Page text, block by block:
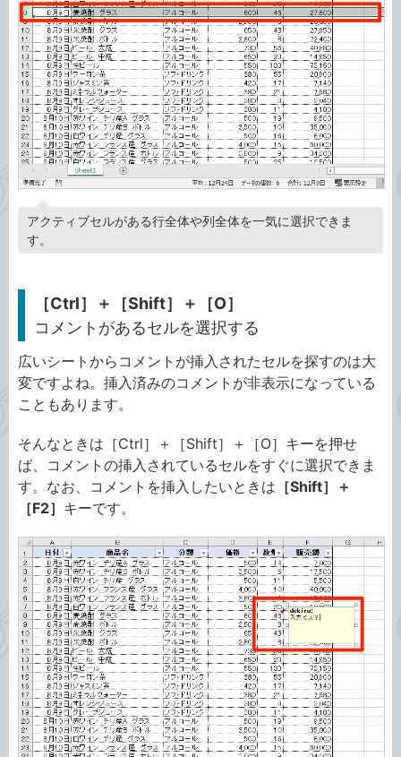
アクティブセルがある行全体や列全体を一気に選択できま
す。
［Ctrl］＋［Shift］＋［O］
コメントがあるセルを選択する
広いシートからコメントが挿入されたセルを探すのは大
変ですよね。挿入済みのコメントが非表示になっている
こともあります。
そんなときは［Ctrl］＋［Shift］＋［O］キーを押せ
ば、コメントの挿入されているセルをすぐに選択できま
す。なお、コメントを挿入したいときは ［Shift］＋
［F2］ キーです。